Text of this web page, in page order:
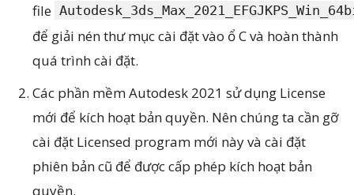
file
để giải nén thư mục cài đặt vào ổ C và hoàn thành
quá trình cài đặt.
Các phần mềm Autodesk 2021 sử dụng License
mới để kích hoạt bản quyền. Nên chúng ta cần gỡ
cài đặt Licensed program mới này và cài đặt
phiên bản cũ để được cấp phép kích hoạt bản
quyền.